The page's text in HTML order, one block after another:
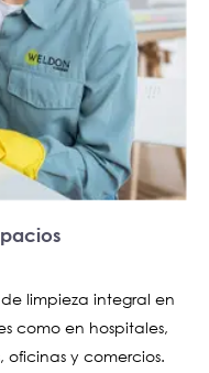
limpieza integral en
como en hospitales,
oficinas y comercios.